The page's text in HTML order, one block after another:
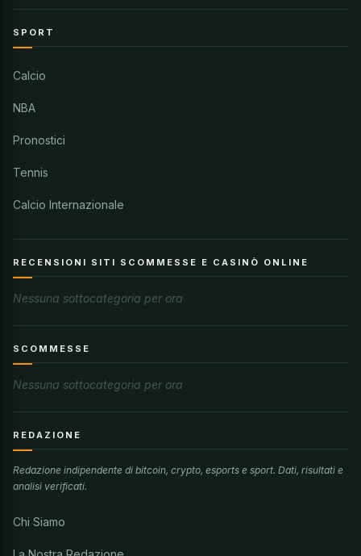
SPORT
Calcio
NBA
Pronostici
Tennis
Calcio Internazionale
RECENSIONI SITI SCOMMESSE E CASINÒ ONLINE
Nessuna sottocategoria per ora
SCOMMESSE
Nessuna sottocategoria per ora
REDAZIONE
Redazione indipendente di bitcoin, crypto, esports e sport. Dati, risultati e
analisi verificati.
Chi Siamo